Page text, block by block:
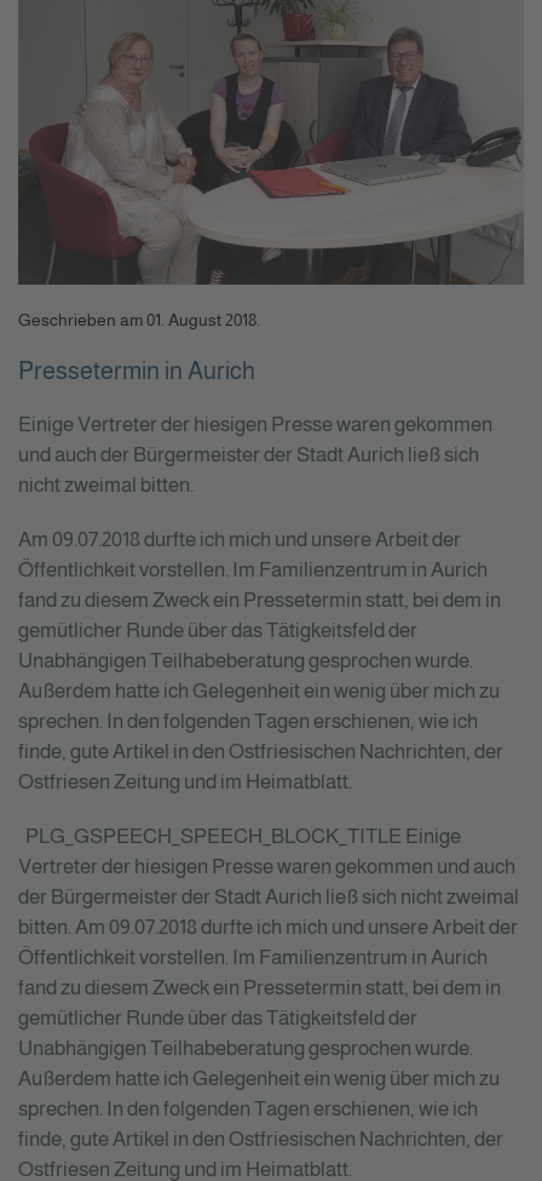
Geschrieben am01. August 2018
Pressetermin in Aurich
Einige Vertreter der hiesigen Presse waren gekommen
und auch der Bürgermeister der Stadt Aurich ließ sich
nicht zweimal bitten.
Am 09.07.2018 durfte ich mich und unsere Arbeit der
Öffentlichkeit vorstellen. Im Familienzentrum in Aurich
fand zu diesem Zweck ein Pressetermin statt, bei dem in
gemütlicher Runde über das Tätigkeitsfeld der
Unabhängigen Teilhabeberatung gesprochen wurde.
Außerdem hatte ich Gelegenheit ein wenig über mich zu
sprechen. In den folgenden Tagen erschienen, wie ich
finde, gute Artikel in den Ostfriesischen Nachrichten, der
Ostfriesen Zeitung und im Heimatblatt.
PLG_GSPEECH_SPEECH_BLOCK_TITLE Einige
Vertreter der hiesigen Presse waren gekommen und auch
der Bürgermeister der Stadt Aurich ließ sich nicht zweimal
bitten. Am 09.07.2018 durfte ich mich und unsere Arbeit der
Öffentlichkeit vorstellen. Im Familienzentrum in Aurich
fand zu diesem Zweck ein Pressetermin statt, bei dem in
gemütlicher Runde über das Tätigkeitsfeld der
Unabhängigen Teilhabeberatung gesprochen wurde.
Außerdem hatte ich Gelegenheit ein wenig über mich zu
sprechen. In den folgenden Tagen erschienen, wie ich
finde, gute Artikel in den Ostfriesischen Nachrichten, der
Ostfriesen Zeitung und im Heimatblatt.